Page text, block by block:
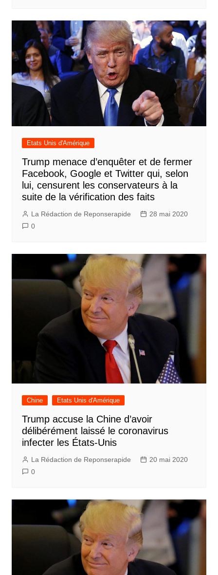
Etats Unis d'Amérique
Trump menace d’enquêter et de fermer
Facebook, Google et Twitter qui, selon
lui, censurent les conservateurs à la
suite de la vérification des faits
La Rédaction de Reponserapide
28 mai 2020
0
Chine Etats Unis d'Amérique
Trump accuse la Chine d’avoir
délibérément laissé le coronavirus
infecter les États-Unis
La Rédaction de Reponserapide
20 mai 2020
0